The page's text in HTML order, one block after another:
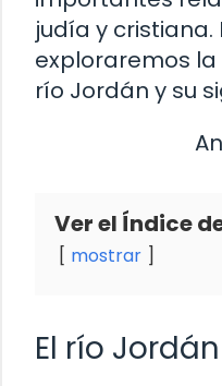
judía y cristiana.
exploraremos
río Jordán y su
Ver el Índice
mostrar
El río